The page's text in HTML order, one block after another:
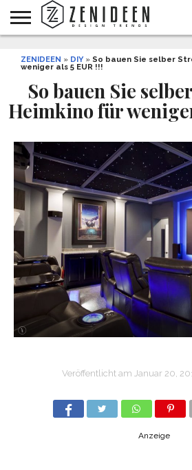
INNENDESIGN
ARCHITEKTUR
GARTEN
UND
LIFESTYLE
DEKO
&
DIY
STYLE
REZEPTE
GESUNDHEIT
WEIHNACHTEN
ZENIDEEN » DIY» So bauen Sie selber
weniger als 5 EUR !!!
So bauen Sie
Heimkino für
Veröffentlicht am Januar 20,
Anzeige